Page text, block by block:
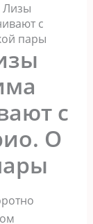
Лизы
с
пары
с
О